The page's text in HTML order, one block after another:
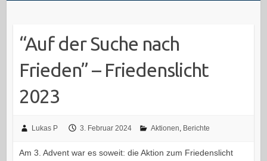
“Auf der Suche nach
Frieden” – Friedenslicht
2023
Lukas P 3. Februar 2024 Aktionen Berichte
Am 3. Advent war es soweit: die Aktion zum Friedenslicht